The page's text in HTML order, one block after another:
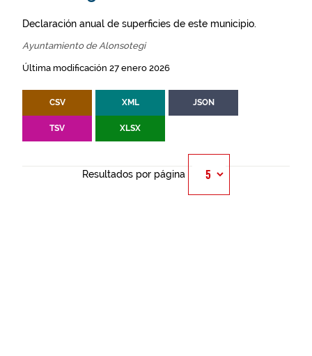
Declaración anual de superficies de este municipio.
Ayuntamiento de Alonsotegi
Última modificación 27 enero 2026
CSV XML JSON
TSV XLSX
Resultados por página